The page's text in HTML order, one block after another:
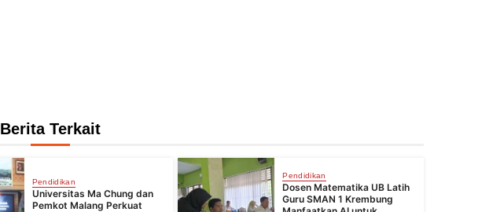
Berita Terkait
Pendidikan
Universitas Ma Chung dan
Pemkot Malang Perkuat
Pendidikan
Dosen Matematika UB Latih
Guru SMAN 1 Krembung